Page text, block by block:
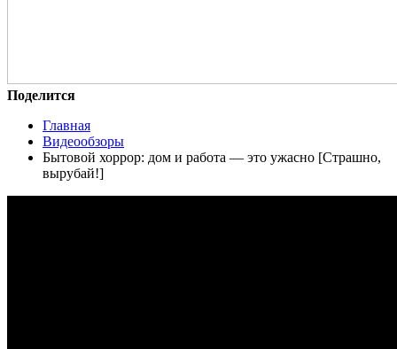
Поделится
Главная
Видеообзоры
Бытовой хоррор: дом и работа — это ужасно [Страшно,
вырубай!]